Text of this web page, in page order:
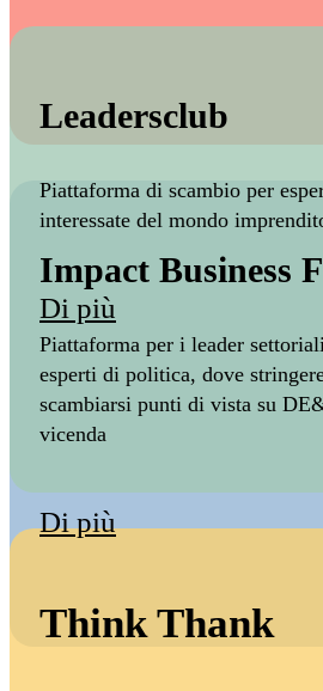
Impact Business
Piattaforma per i leader
esperti di politica, dove
scambiarsi punti di vista su
vicenda
Di più
Leadersclub
Piattaforma di scambio per
interessate del mondo
Di più
Think Thank